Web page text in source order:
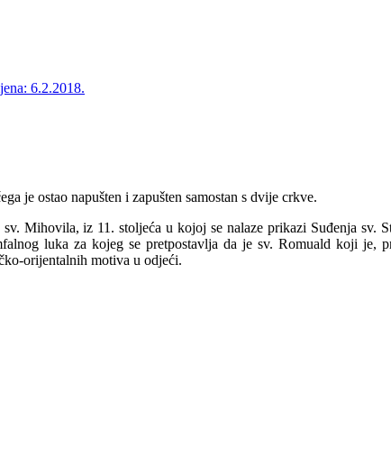
6.2.2018.
je ostao napušten i zapušten samostan s dvije crkve.
Mihovila, iz 11. stoljeća u kojoj se nalaze prikazi Suđenja
luka za kojeg se pretpostavlja da je sv. Romuald koji
orijentalnih motiva u odjeći.